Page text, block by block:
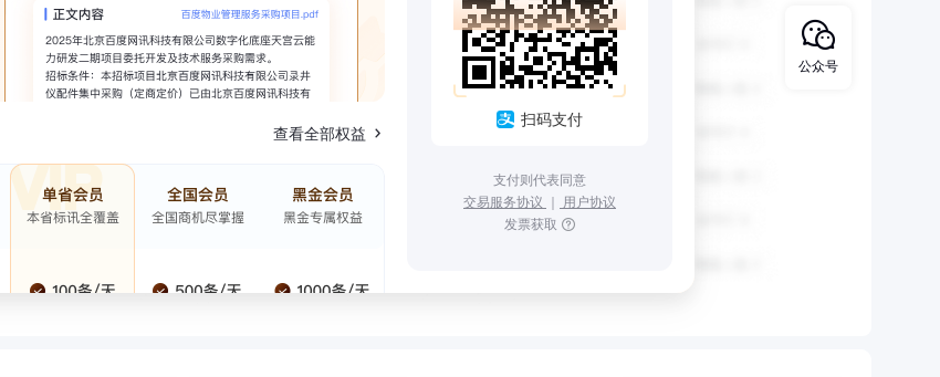
查看全部权益
扫码支付
支付则代表同意
交易服务协议 ｜ 用户协议
发票获取
公众号